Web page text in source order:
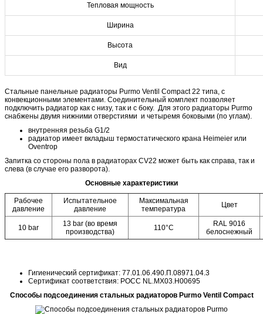
Тепловая мощность
Ширина
Высота
Вид
Стальные панельные радиаторы Purmo Ventil Compact 22 типа, с
конвекционными элементами. Cоединительный комплект позволяет
подключить радиатор как с низу, так и с боку. Для этого радиаторы Purmo
снабжены двумя нижними отверстиями и четыремя боковыми (по углам).
внутренняя резьба G1/2
радиатор имеет вкладыш термостатического крана Heimeier или
Oventrop
Запитка со стороны пола в радиаторах CV22 может быть как справа, так и
слева (в случае его разворота).
Основные характеристики
Рабочее
давление
Испытательное
давление
Максимальная
температура
Цвет
10 bar
13 bar (во время
производства)
110°C
RAL 9016
белоснежный
Гигиенический сертификат: 77.01.06.490.П.08971.04.3
Сертификат соответствия: POCC NL.MX03.H00695
Способы подсоединения стальных радиаторов Purmo Ventil Compact